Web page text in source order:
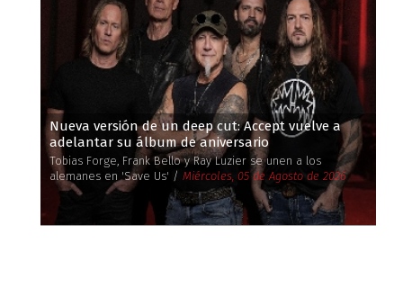
Nueva versión de un deep cut: Accept vuelve a
adelantar su álbum de aniversario
Tobias Forge, Frank Bello y Ray Luzier se unen a los
alemanes en 'Save Us' / Miércoles, 05 de Agosto de 2026